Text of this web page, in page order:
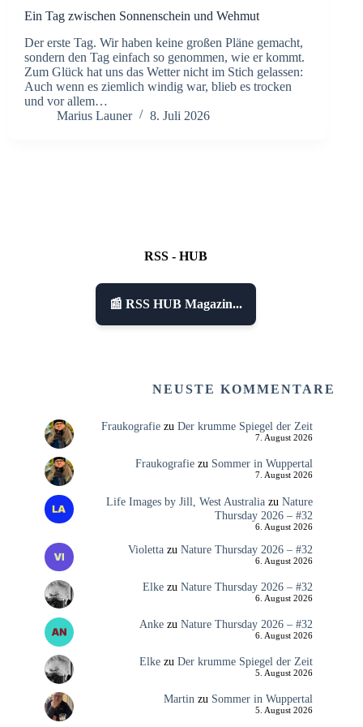
Ein Tag zwischen Sonnenschein und Wehmut
Der erste Tag. Wir haben keine großen Pläne gemacht,
sondern den Tag einfach so genommen, wie er kommt.
Zum Glück hat uns das Wetter nicht im Stich gelassen:
Auch wenn es ziemlich windig war, blieb es trocken
und vor allem…
Marius Launer
8. Juli 2026
RSS - HUB
📰 RSS HUB Magazin...
NEUSTE KOMMENTARE
Fraukografiezu Der krumme Spiegel der Zeit
7. August 2026
Fraukografiezu Sommer in Wuppertal
7. August 2026
Life Images by Jill, West Australiazu Nature
Thursday 2026 – #32
6. August 2026
Violettazu Nature Thursday 2026 – #32
6. August 2026
Elkezu Nature Thursday 2026 – #32
6. August 2026
Ankezu Nature Thursday 2026 – #32
6. August 2026
Elkezu Der krumme Spiegel der Zeit
5. August 2026
Martinzu Sommer in Wuppertal
5. August 2026